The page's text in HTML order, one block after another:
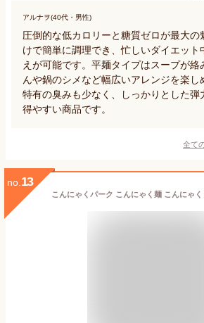
アルナヲ(40代・男性)
圧倒的な低カロリーと糖質ゼロが最大の
けで簡単に調理でき、忙しいダイエット
えが可能です。平麺タイプはスープが絡
んや鍋のシメなど幅広いアレンジを楽し
特有の臭みも少なく、しっかりとした弾
得やすい商品です。
全て
no. 13